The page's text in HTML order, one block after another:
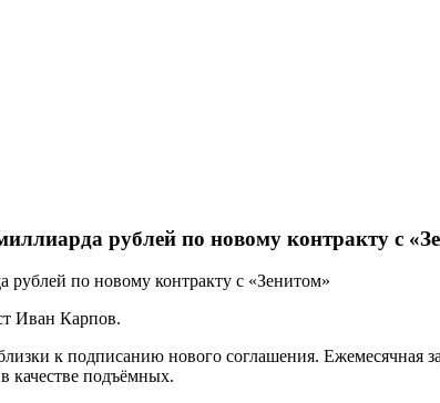
рублей по новому контракту с
Иван Карпов.
к подписанию нового соглашения. Ежемесячная
качестве подъёмных.